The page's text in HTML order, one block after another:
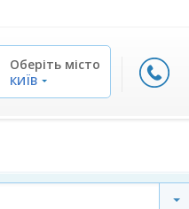
Оберіть місто
КИЇВ